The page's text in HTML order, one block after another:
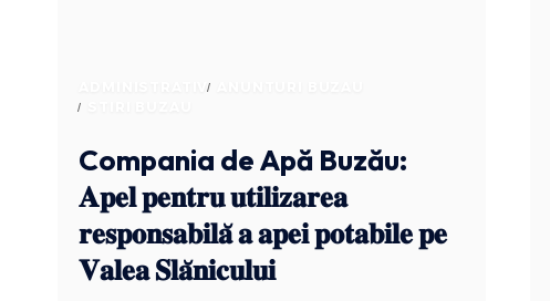
ADMINISTRATIV
Compania de Apă Buzău:
𝐀𝐩𝐞𝐥 𝐩𝐞𝐧𝐭𝐫𝐮 𝐮𝐭𝐢𝐥𝐢𝐳𝐚𝐫𝐞𝐚
𝐫𝐞𝐬𝐩𝐨𝐧𝐬𝐚𝐛𝐢𝐥𝐚̆ 𝐚 𝐚𝐩𝐞𝐢 𝐩𝐨𝐭𝐚𝐛𝐢𝐥𝐞 𝐩𝐞
𝐕𝐚𝐥𝐞𝐚 𝐒𝐥𝐚̆𝐧𝐢𝐜𝐮𝐥𝐮𝐢